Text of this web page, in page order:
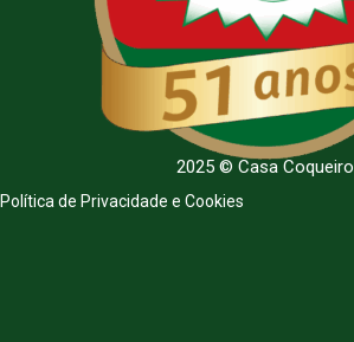
2025 © Casa Coqueiro
Política de Privacidade e Cookies